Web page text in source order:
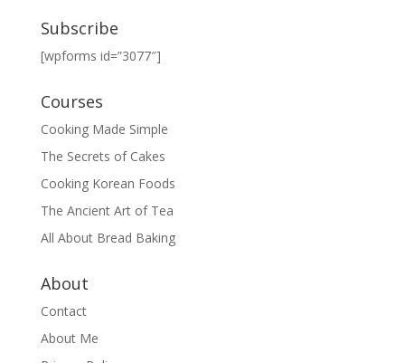
Subscribe
[wpforms id=”3077″]
Courses
Cooking Made Simple
The Secrets of Cakes
Cooking Korean Foods
The Ancient Art of Tea
All About Bread Baking
About
Contact
About Me